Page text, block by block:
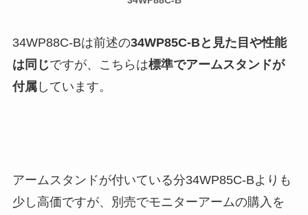
34WP88C-Bは前述の34WP85C-Bと見た目や性能
は同じですが、こちらは標準でアームスタンドが
付属しています。
アームスタンドが付いている分34WP85C-Bよりも
少し高価ですが、別売でモニターアームの購入を